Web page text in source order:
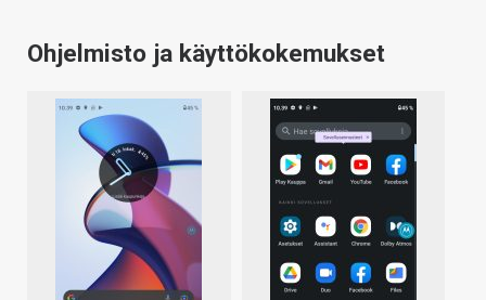
Ohjelmisto ja käyttökokemukset